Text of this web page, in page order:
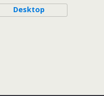
Desktop